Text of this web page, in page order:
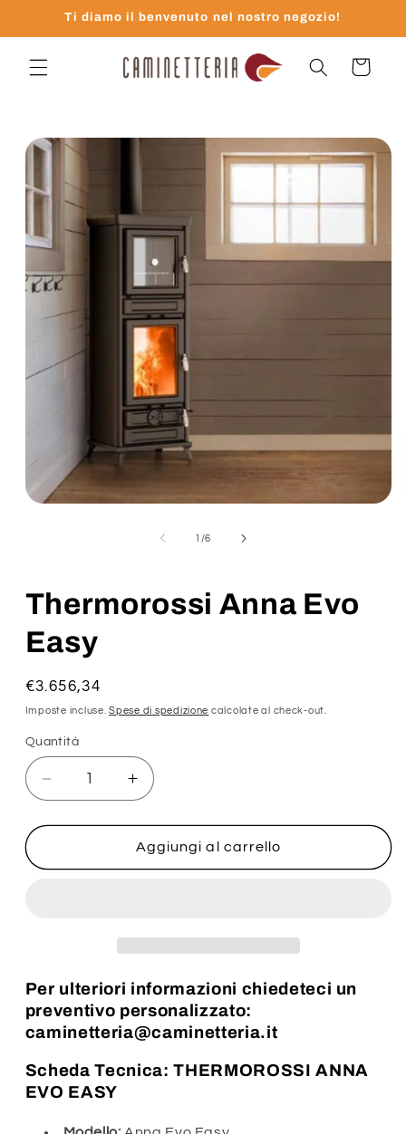
direttamente
ai contenuti
Ti diamo il benvenuto nel nostro negozio!
Carrello
Passa alle
informazioni
1 /su
6
Thermorossi Anna Evo
Easy
Prezzo
di
€3.656,34
Imposte incluse.Spese di spedizione calcolate al check-out.
Quantità
Diminuisci
quantità
per
Thermorossi
Anna
Aumenta
quantità
per
Thermorossi
Anna
Aggiungi al carrello
Per ulteriori informazioni chiedeteci un
preventivo personalizzato:
caminetteria@caminetteria.it
Scheda Tecnica: THERMOROSSI ANNA
EVO EASY